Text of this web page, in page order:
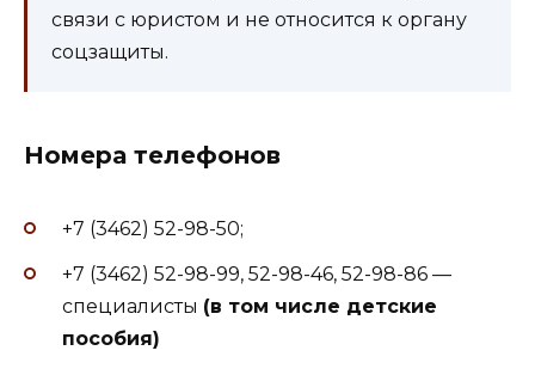
связи с юристом и не относится к органу
соцзащиты.
Номера телефонов
+7 (3462) 52-98-50;
+7 (3462) 52-98-99, 52-98-46, 52-98-86 —
специалисты (в том числе детские
пособия)